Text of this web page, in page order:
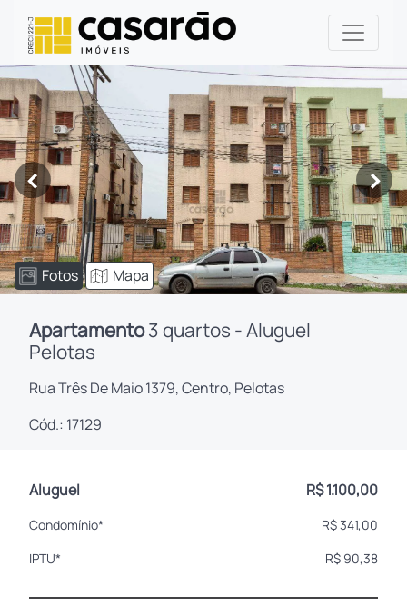
< >
Fotos Mapa
Apartamento3 quartos - Aluguel
Pelotas
Rua Três De Maio 1379, Centro, Pelotas
Cód.: 17129
Aluguel R$ 1.100,00
Condomínio*
R$ 341,00
IPTU*
R$ 90,38